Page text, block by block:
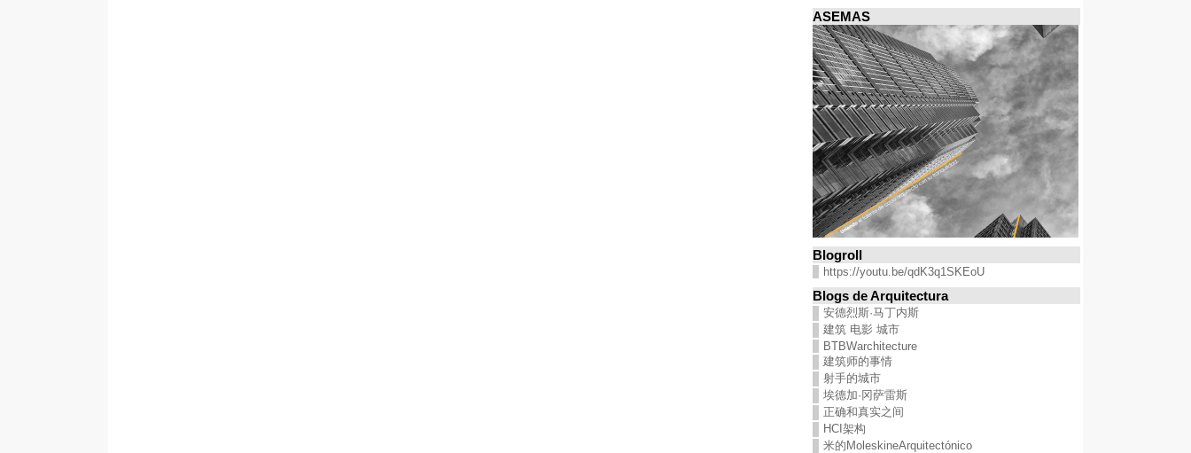
ASEMAS
Blogroll
https://youtu.be/qdK3q1SKEoU
Blogs de Arquitectura
安德烈斯·马丁内斯
建筑 电影 城市
BTBWarchitecture
建筑师的事情
射手的城市
埃德加·冈萨雷斯
正确和真实之间
HCI架构
米的MoleskineArquitectónico